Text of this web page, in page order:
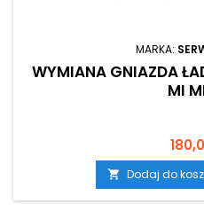
MARKA:
WYMIANA GNIAZDA
MI
Cena
 Dodaj do